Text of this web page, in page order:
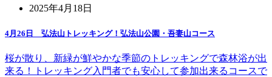
2025年4月18日
4月26日 弘法山トレッキング！弘法山公園・吾妻山コース
桜が散り、新緑が鮮やかな季節のトレッキングで森林浴が出
来る！トレッキング入門者でも安心して参加出来るコースで